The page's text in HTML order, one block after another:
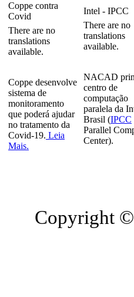
Coppe contra
Covid
There are no
translations
available.
Coppe desenvolve
sistema de
monitoramento
que poderá ajudar
no tratamento da
Covid-19. Leia
Mais.
Intel - IPCC
There are no
translations
available.
NACAD
centro de
computação
paralela da
Brasil (IPCC
Parallel
Center).
Copyright